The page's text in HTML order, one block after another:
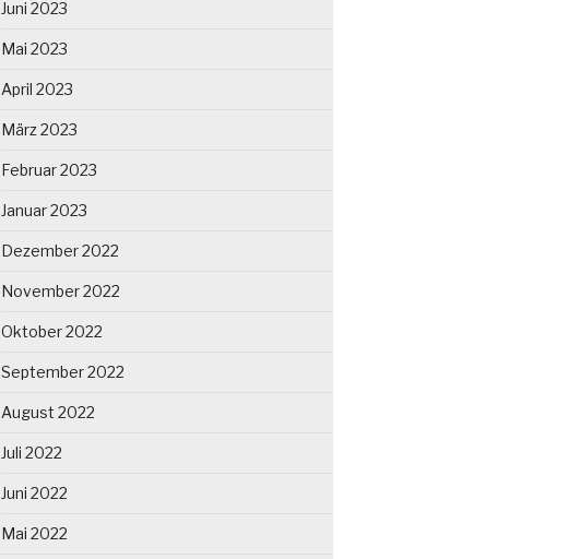
Juni 2023
Mai 2023
April 2023
März 2023
Februar 2023
Januar 2023
Dezember 2022
November 2022
Oktober 2022
September 2022
August 2022
Juli 2022
Juni 2022
Mai 2022